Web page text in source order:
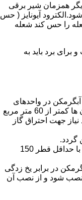
همزمان شیر برقی
آیونایز ( حس
را حس کند شعله
برد باید به
در واحدهای
مسکونی و غیر مسکونی که مسحت آن ها کمتر از 60 متر مربع
جهت احتراق گاز
گردد.
در بالای محل نصب آبگرمکن دودکشی با حداقل قطر 150
در برابر یخ زدگی
نصب شود و از نصب آن